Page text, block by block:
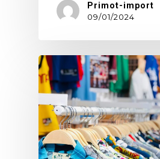
Primot-import
09/01/2024